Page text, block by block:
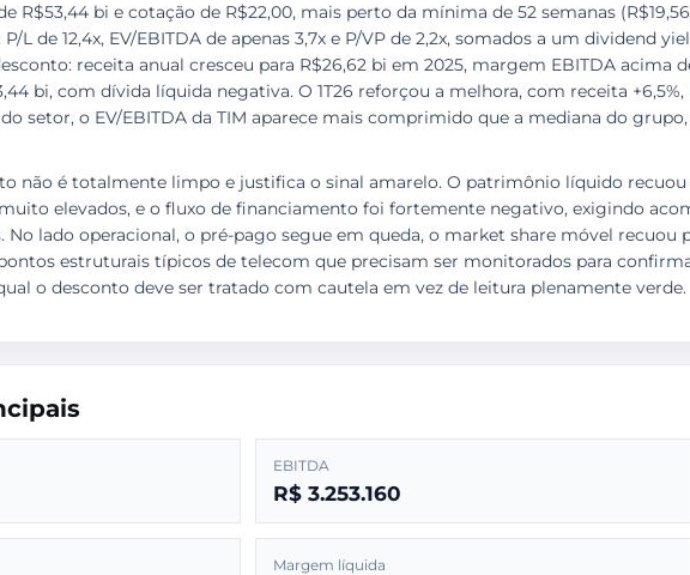
R$53,44 bi e cotação de R$22,00, mais perto da mínima de 52 semanas
de 12,4x, EV/EBITDA de apenas 3,7x e P/VP de 2,2x, somados a um dividend
receita anual cresceu para R$26,62 bi em 2025, margem EBITDA acima
bi, com dívida líquida negativa. O 1T26 reforçou a melhora, com receita
setor, o EV/EBITDA da TIM aparece mais comprimido que a mediana do
não é totalmente limpo e justifica o sinal amarelo. O patrimônio líquido recuou
elevados, e o fluxo de financiamento foi fortemente negativo, exigindo
No lado operacional, o pré-pago segue em queda, o market share móvel recuou
estruturais típicos de telecom que precisam ser monitorados para
o desconto deve ser tratado com cautela em vez de leitura plenamente verde.
EBITDA
R$ 3.253.160
Margem líquida